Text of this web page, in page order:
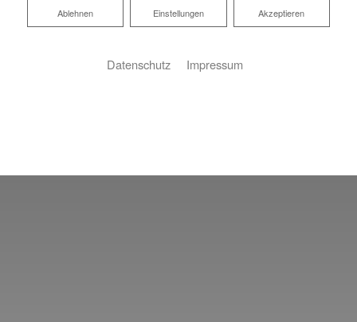
Akzeptieren
Einstellungen
Ablehnen
Ablehnen
Datenschutz Impressum